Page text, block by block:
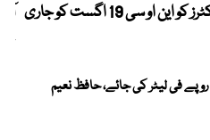
کیریبین پریمیئر لیگ ، قومی کرکٹرز کو این او سی 19 اگست کو جاری
پیٹرول کی قیمت 228 روپے فی لیٹر کی جائے، حافظ نعیم